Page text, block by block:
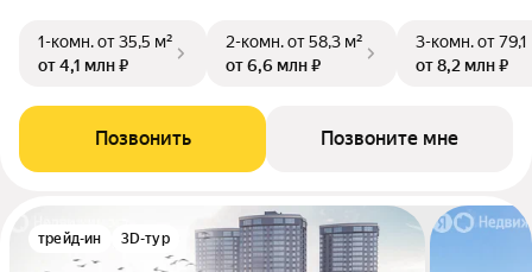
1-комн.от 35,5 м²
от 4,1 млн ₽
2-комн.от 58,3 м²
от 6,6 млн ₽
3-комн.от 79,1
от 8,2 млн ₽
Позвонить Позвоните мне
трейд-ин 3D-тур